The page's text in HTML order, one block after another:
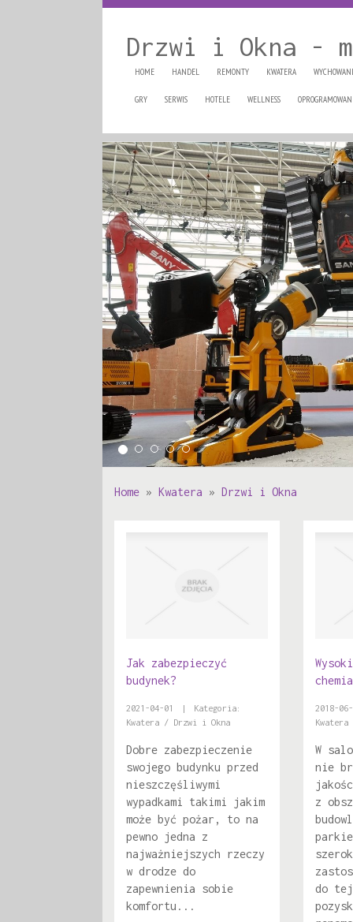
Drzwi i Okna -
HOME HANDEL REMONTY KWATERA
GRY SERWIS HOTELE WELLNESS
Home » Kwatera » Drzwi i Okna
Jak zabezpieczyć
budynek?
2021-04-01 |
Kategoria:
Kwatera / Drzwi i Okna
Dobre zabezpieczenie
swojego budynku przed
nieszczęśliwymi
wypadkami takimi jakim
może być pożar, to na
pewno jedna z
najważniejszych rzeczy
w drodze do
zapewnienia sobie
komfortu...
2018-
W
nie
z
do